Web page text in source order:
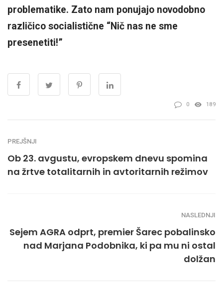
problematike. Zato nam ponujajo novodobno
različico socialistične “Nič nas ne sme
presenetiti!”
0 189
PREJŠNJI
Ob 23. avgustu, evropskem dnevu spomina
na žrtve totalitarnih in avtoritarnih režimov
NASLEDNJI
Sejem AGRA odprt, premier Šarec pobalinsko
nad Marjana Podobnika, ki pa mu ni ostal
dolžan